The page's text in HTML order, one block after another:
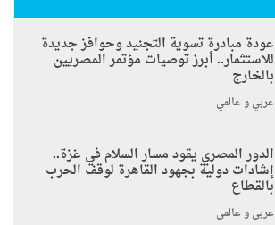
عودة مبادرة تسوية التجنيد وحوافز جديدة
للاستثمار.. أبرز توصيات مؤتمر المصريين
بالخارج
عربي و عالمي
الدور المصري يقود مسار السلام في غزة..
إشادات دولية بجهود القاهرة لوقف الحرب
بالقطاع
عربي و عالمي